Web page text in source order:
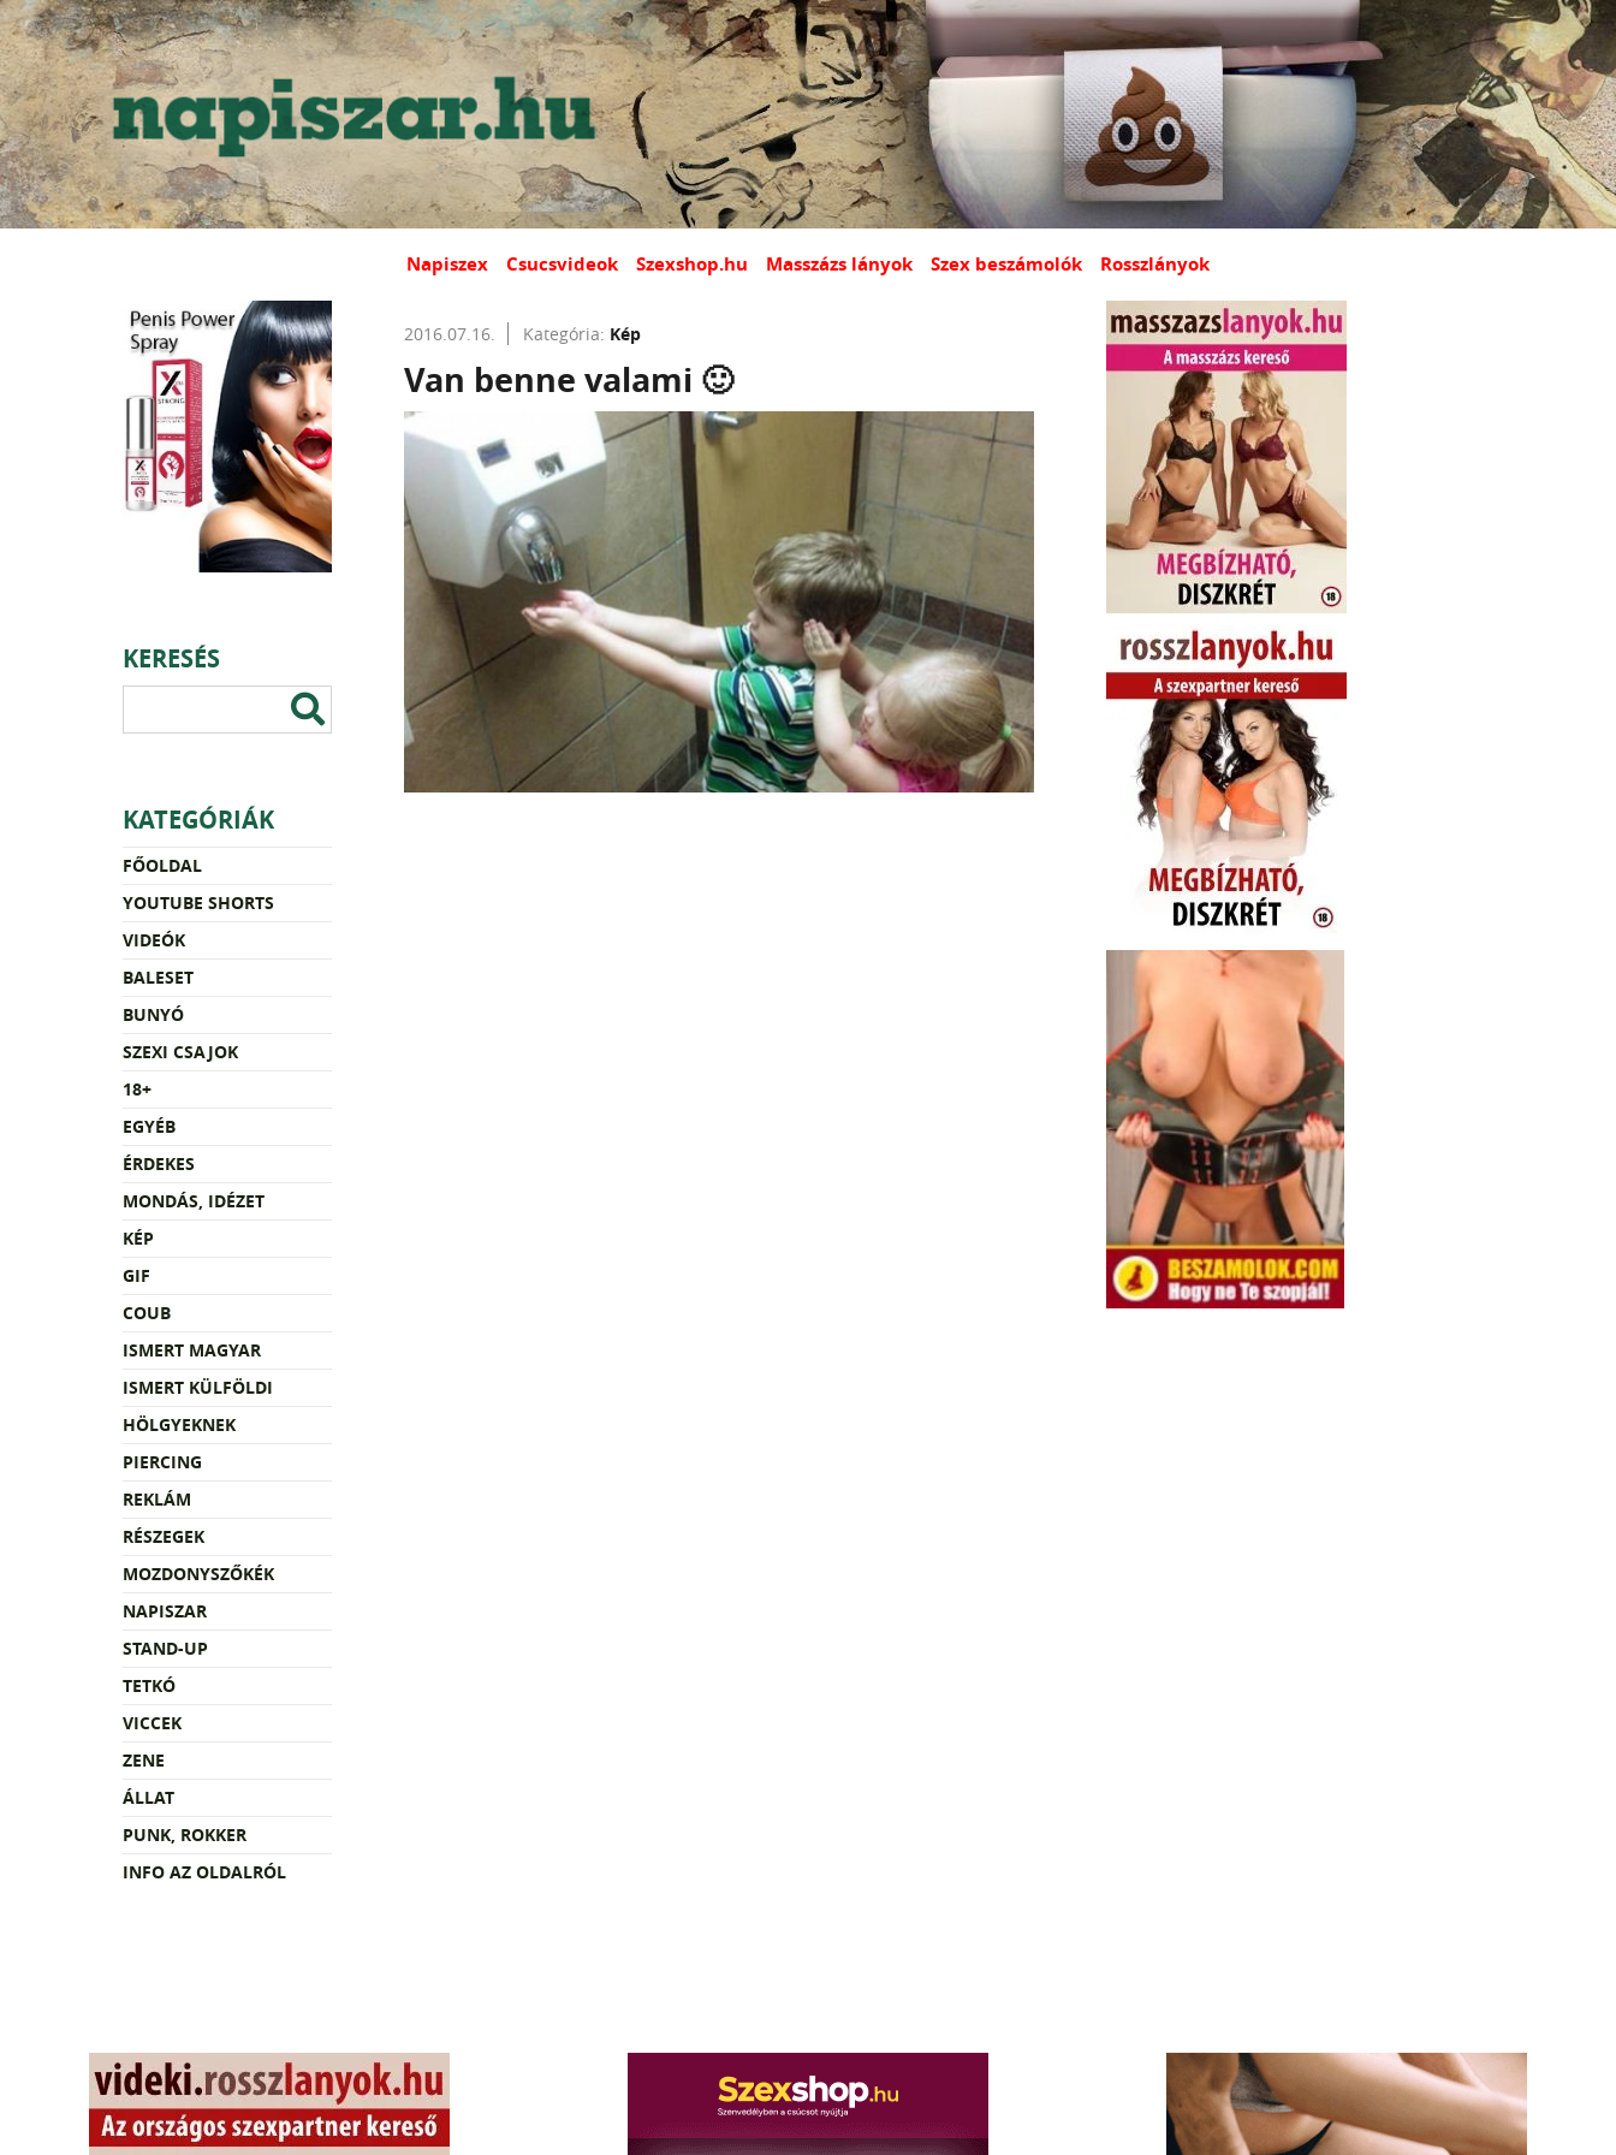
Napiszex Csucsvideok Szexshop.hu Masszázs lányok Szex beszámolók Rosszlányok
KERESÉS
KATEGÓRIÁK
FŐOLDAL
YOUTUBE SHORTS
VIDEÓK
BALESET
BUNYÓ
SZEXI CSAJOK
18+
EGYÉB
ÉRDEKES
MONDÁS, IDÉZET
KÉP
GIF
COUB
ISMERT MAGYAR
ISMERT KÜLFÖLDI
HÖLGYEKNEK
PIERCING
REKLÁM
RÉSZEGEK
MOZDONYSZŐKÉK
NAPISZAR
STAND-UP
TETKÓ
VICCEK
ZENE
ÁLLAT
PUNK, ROKKER
INFO AZ OLDALRÓL
2016.07.16. Kategória: Kép
Van benne valami 🙂